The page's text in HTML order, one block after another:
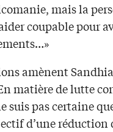
mais la
coupable pour
amènent
matière de lutte
suis pas certaine
d’une réduction